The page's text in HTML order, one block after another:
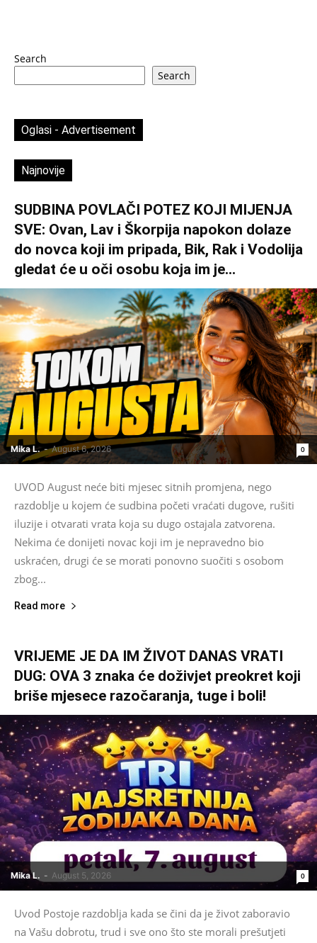
Search
Search
Oglasi - Advertisement
Najnovije
SUDBINA POVLAČI POTEZ KOJI MIJENJA
SVE: Ovan, Lav i Škorpija napokon dolaze
do novca koji im pripada, Bik, Rak i Vodolija
gledat će u oči osobu koja im je...
Mika L. - August 6, 2026 0
UVOD August neće biti mjesec sitnih promjena, nego
razdoblje u kojem će sudbina početi vraćati dugove, rušiti
iluzije i otvarati vrata koja su dugo ostajala zatvorena.
Nekima će donijeti novac koji im je nepravedno bio
uskraćen, drugi će se morati ponovno suočiti s osobom
zbog...
Read more
VRIJEME JE DA IM ŽIVOT DANAS VRATI
DUG: OVA 3 znaka će doživjet preokret koji
briše mjesece razočaranja, tuge i boli!
Mika L. - August 5, 2026 0
Uvod Postoje razdoblja kada se čini da je život zaboravio
na Vašu dobrotu, trud i sve ono što ste morali prešutjeti